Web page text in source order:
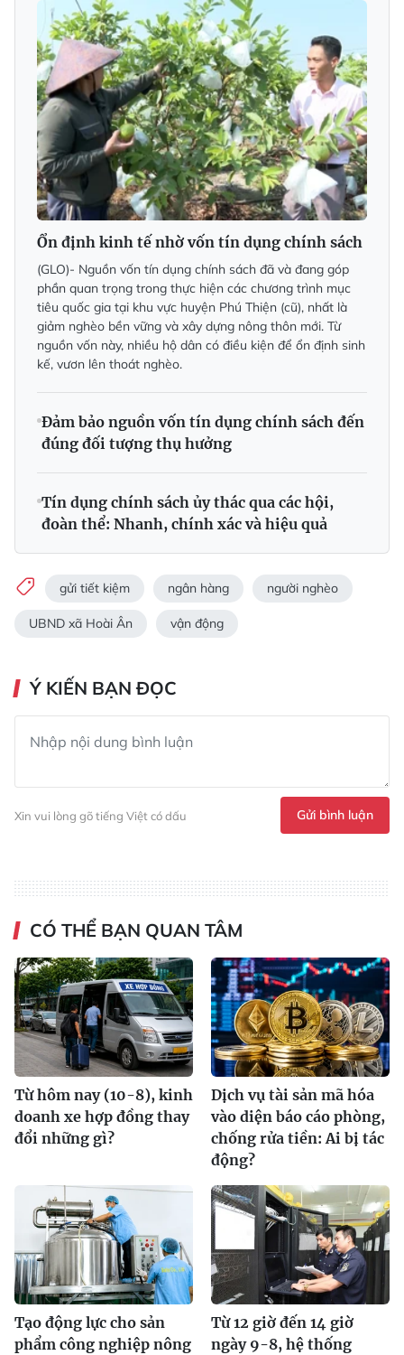
Ổn định kinh tế nhờ vốn tín dụng chính sách
(GLO)- Nguồn vốn tín dụng chính sách đã và đang góp
phần quan trọng trong thực hiện các chương trình mục
tiêu quốc gia tại khu vực huyện Phú Thiện (cũ), nhất là
giảm nghèo bền vững và xây dựng nông thôn mới. Từ
nguồn vốn này, nhiều hộ dân có điều kiện để ổn định sinh
kế, vươn lên thoát nghèo.
Đảm bảo nguồn vốn tín dụng chính sách đến
đúng đối tượng thụ hưởng
Tín dụng chính sách ủy thác qua các hội,
đoàn thể: Nhanh, chính xác và hiệu quả
gửi tiết kiệm ngân hàng người nghèo
UBND xã Hoài Ân vận động
Ý KIẾN BẠN ĐỌC
Xin vui lòng gõ tiếng Việt có dấu Gửi bình luận
CÓ THỂ BẠN QUAN TÂM
Từ hôm nay (10-8), kinh
doanh xe hợp đồng thay
đổi những gì?
Dịch vụ tài sản mã hóa
vào diện báo cáo phòng,
chống rửa tiền: Ai bị tác
động?
Tạo động lực cho sản
phẩm công nghiệp nông
Từ 12 giờ đến 14 giờ
ngày 9-8, hệ thống